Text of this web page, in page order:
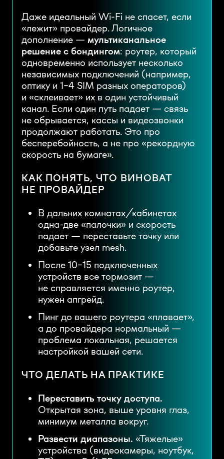
Даже идеальный Wi-Fi не спасет, если
«лежит» провайдер. Логичное
дополнение — мультиканальное
решение с бондингом: роутер, который
одновременно использует несколько
независимых подключений (например,
оптику и 1–4 SIM разных операторов)
и «склеивает» их в один устойчивый
канал. Если один путь падает — связь
не обрывается, кассы и видеозвонки
продолжают работать. Это про
бесперебойность, а не про «рекордную
скорость на бумаге».
КАК ПОНЯТЬ, ЧТО ВИНОВАТ
НЕ ПРОВАЙДЕР
В дальних комнатах/кабинетах
одна-две «палочки» и скорость
падает — переставьте точку или
добавьте узел mesh.
После 10–15 подключенных
устройств все тормозит —
не справляется именно роутер,
нужен апгрейд.
Пинг до вашего роутера «плавает»,
а до провайдера нормальный —
проблема локальная, решается
настройкой вашей сети.
ЧТО ДЕЛАТЬ НА ПРАКТИКЕ
Переставить точку доступа.
Открытая зона, выше уровня глаз,
минимум металла вокруг.
Развести диапазоны. «Тяжелые»
устройства (видеокамеры, ноутбук,